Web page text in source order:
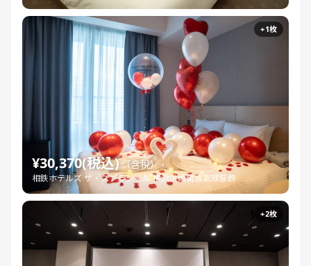
+1枚
¥30,370(税込)（含稅）
相鉄ホテルズ ザ・スプラジール 横浜求婚驚喜氣球裝飾
+2枚